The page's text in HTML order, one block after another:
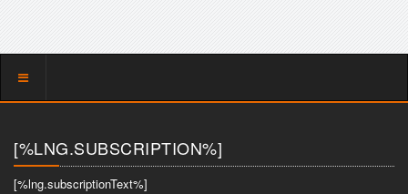
Показать
[%LNG.SUBSCRIPTION%]
[%lng.subscriptionText%]